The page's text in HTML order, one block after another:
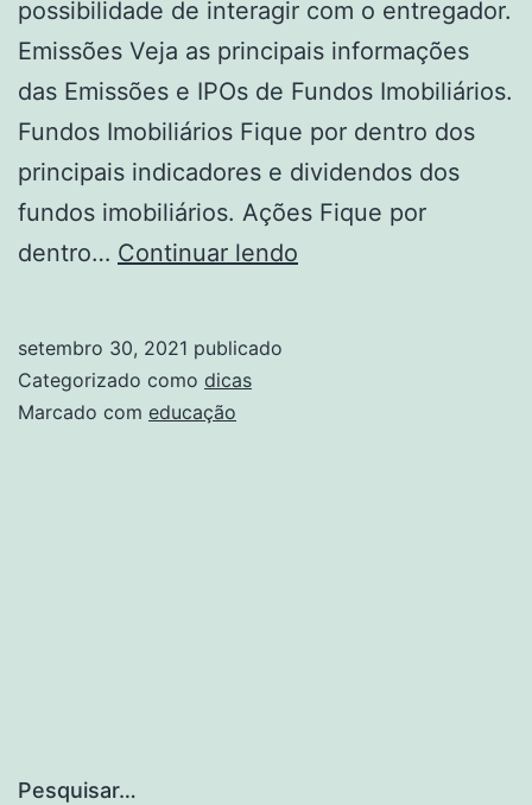
possibilidade de interagir com o entregador.
Emissões Veja as principais informações
das Emissões e IPOs de Fundos Imobiliários.
Fundos Imobiliários Fique por dentro dos
principais indicadores e dividendos dos
fundos imobiliários. Ações Fique por
dentro… Continuar lendo
setembro 30, 2021 publicado
Categorizado como dicas
Marcado com educação
Pesquisar…